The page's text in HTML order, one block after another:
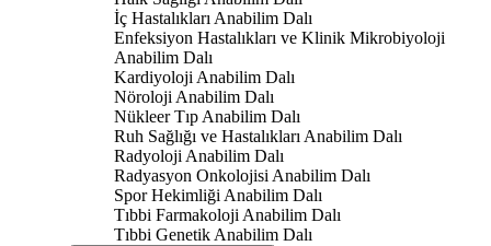
İç Hastalıkları Anabilim Dalı
Enfeksiyon Hastalıkları ve Klinik Mikrobiyoloji
Anabilim Dalı
Kardiyoloji Anabilim Dalı
Nöroloji Anabilim Dalı
Nükleer Tıp Anabilim Dalı
Ruh Sağlığı ve Hastalıkları Anabilim Dalı
Radyoloji Anabilim Dalı
Radyasyon Onkolojisi Anabilim Dalı
Spor Hekimliği Anabilim Dalı
Tıbbi Farmakoloji Anabilim Dalı
Tıbbi Genetik Anabilim Dalı